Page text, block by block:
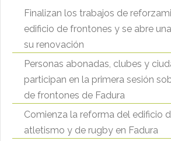
Finalizan los trabajos de
edificio de frontones y se abre
su renovación
Personas abonadas, clubes y
participan en la primera sesión
de frontones de Fadura
Comienza la reforma del edificio
atletismo y de rugby en Fadura